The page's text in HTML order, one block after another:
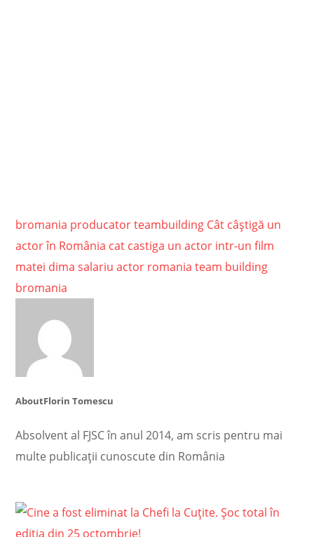
bromania producator teambuilding Cât câștigă un
actor în România cat castiga un actor intr-un film
matei dima salariu actor romania team building
bromania
AboutFlorin Tomescu
Absolvent al FJSC în anul 2014, am scris pentru mai
multe publicații cunoscute din România